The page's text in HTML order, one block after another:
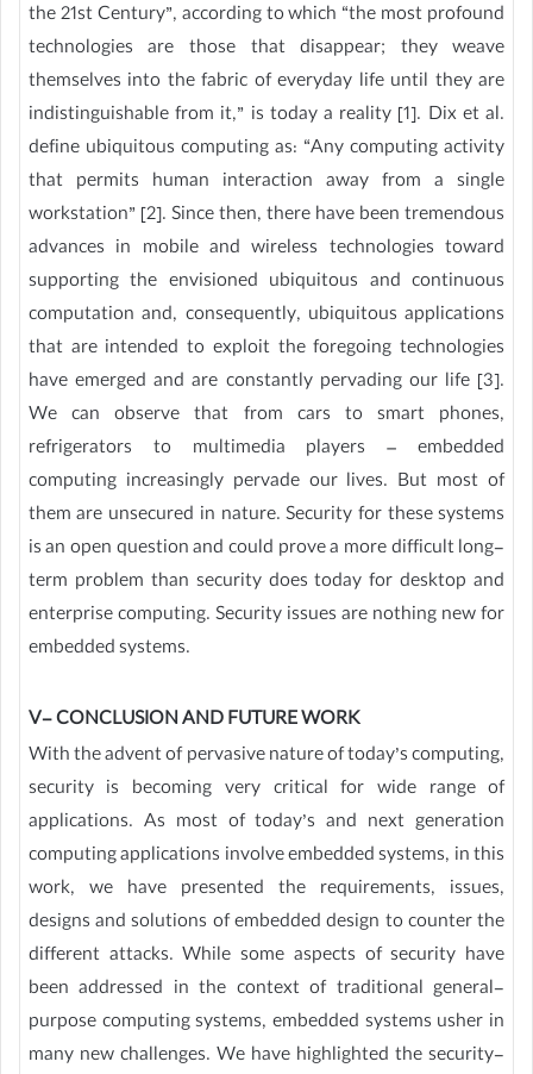
the 21st Century”, according to which “the most profound
technologies are those that disappear; they weave
themselves into the fabric of everyday life until they are
indistinguishable from it,” is today a reality [1]. Dix et al.
define ubiquitous computing as: “Any computing activity
that permits human interaction away from a single
workstation” [2]. Since then, there have been tremendous
advances in mobile and wireless technologies toward
supporting the envisioned ubiquitous and continuous
computation and, consequently, ubiquitous applications
that are intended to exploit the foregoing technologies
have emerged and are constantly pervading our life [3].
We can observe that from cars to smart phones,
refrigerators to multimedia players – embedded
computing increasingly pervade our lives. But most of
them are unsecured in nature. Security for these systems
is an open question and could prove a more difficult long-
term problem than security does today for desktop and
enterprise computing. Security issues are nothing new for
embedded systems.
V- CONCLUSION AND FUTURE WORK
With the advent of pervasive nature of today’s computing,
security is becoming very critical for wide range of
applications. As most of today’s and next generation
computing applications involve embedded systems, in this
work, we have presented the requirements, issues,
designs and solutions of embedded design to counter the
different attacks. While some aspects of security have
been addressed in the context of traditional general-
purpose computing systems, embedded systems usher in
many new challenges. We have highlighted the security-